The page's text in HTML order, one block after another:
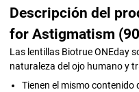
Descripción del
for Astigmatism
Las lentillas Biotrue ONEday
naturaleza del ojo humano y
Tienen el mismo contenido